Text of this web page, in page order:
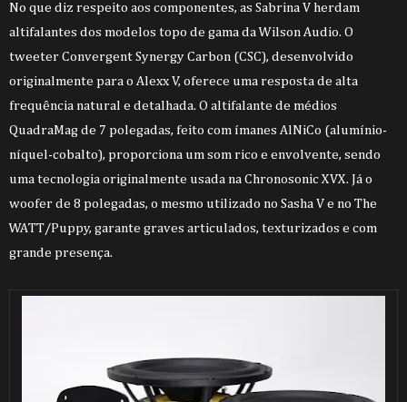
No que diz respeito aos componentes, as Sabrina V herdam
altifalantes dos modelos topo de gama da Wilson Audio. O
tweeter Convergent Synergy Carbon (CSC), desenvolvido
originalmente para o Alexx V, oferece uma resposta de alta
frequência natural e detalhada. O altifalante de médios
QuadraMag de 7 polegadas, feito com ímanes AlNiCo (alumínio-
níquel-cobalto), proporciona um som rico e envolvente, sendo
uma tecnologia originalmente usada na Chronosonic XVX. Já o
woofer de 8 polegadas, o mesmo utilizado no Sasha V e no The
WATT/Puppy, garante graves articulados, texturizados e com
grande presença.